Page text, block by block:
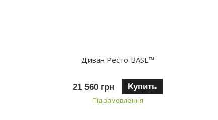
Диван Ресто BASE™
21 560 грн Купить
Під замовлення